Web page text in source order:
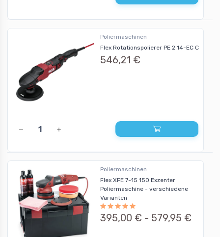
Poliermaschinen
Flex Rotationspolierer PE 2 14-EC C
546,21 €
Poliermaschinen
Flex XFE 7-15 150 Exzenter
Poliermaschine - verschiedene
Varianten
395,00 € - 579,95 €